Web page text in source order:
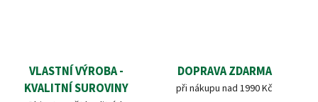
VLASTNÍ VÝROBA -
KVALITNÍ SUROVINY
DOPRAVA ZDARMA
při nákupu nad 1990 Kč